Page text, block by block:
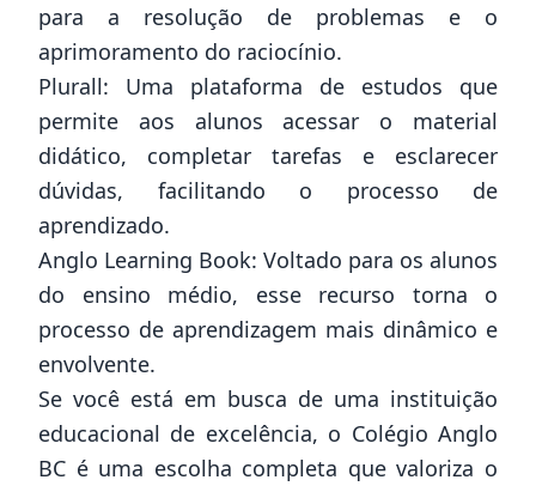
para a resolução de problemas e o
aprimoramento do raciocínio.
Plurall: Uma plataforma de estudos que
permite aos alunos acessar o material
didático, completar tarefas e esclarecer
dúvidas, facilitando o processo de
aprendizado.
Anglo Learning Book: Voltado para os alunos
do ensino médio, esse recurso torna o
processo de aprendizagem mais dinâmico e
envolvente.
Se você está em busca de uma instituição
educacional de excelência, o Colégio Anglo
BC é uma escolha completa que valoriza o